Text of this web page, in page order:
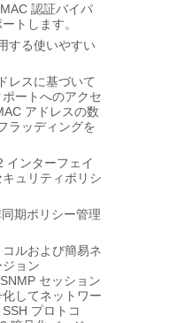
認証バイパ
トします。
する使いやすい
レスに基づいて
ートへのアクセ
アドレスの数
ラッディングを
インターフェイ
ュリティポリシ
期ポリシー管理
ルおよび簡易ネ
ョン
セッション
してネットワー
プロトコ